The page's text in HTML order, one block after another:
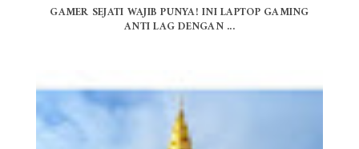
GAMER SEJATI WAJIB PUNYA! INI LAPTOP GAMING
ANTI LAG DENGAN ...